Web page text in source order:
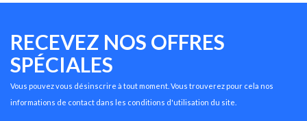
RECEVEZ NOS OFFRES
SPÉCIALES
Vous pouvez vous désinscrire à tout moment. Vous trouverez pour cela nos
informations de contact dans les conditions d'utilisation du site.